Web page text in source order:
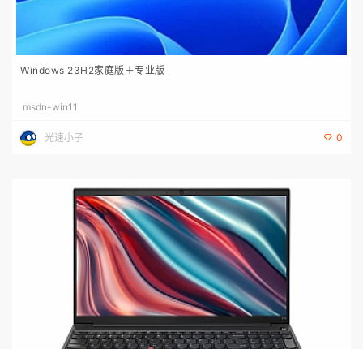
Windows 23H2家庭版＋专业版
msdn-win11
光速小子 0